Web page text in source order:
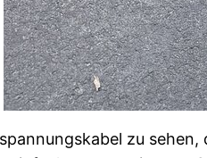
zu